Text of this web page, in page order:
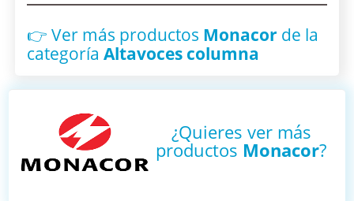
👉 Ver más productos Monacor de la
categoría Altavoces columna
¿Quieres ver más
productos Monacor?